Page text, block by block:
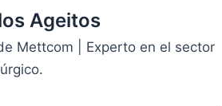
Ageitos
Mettcom | Experto en el sector